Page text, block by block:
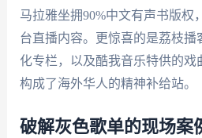
马拉雅坐拥90%中文有声书版权
台直播内容。更惊喜的是荔枝播
化专栏，以及酷我音乐特供的戏
构成了海外华人的精神补给站。
破解灰色歌单的现场案